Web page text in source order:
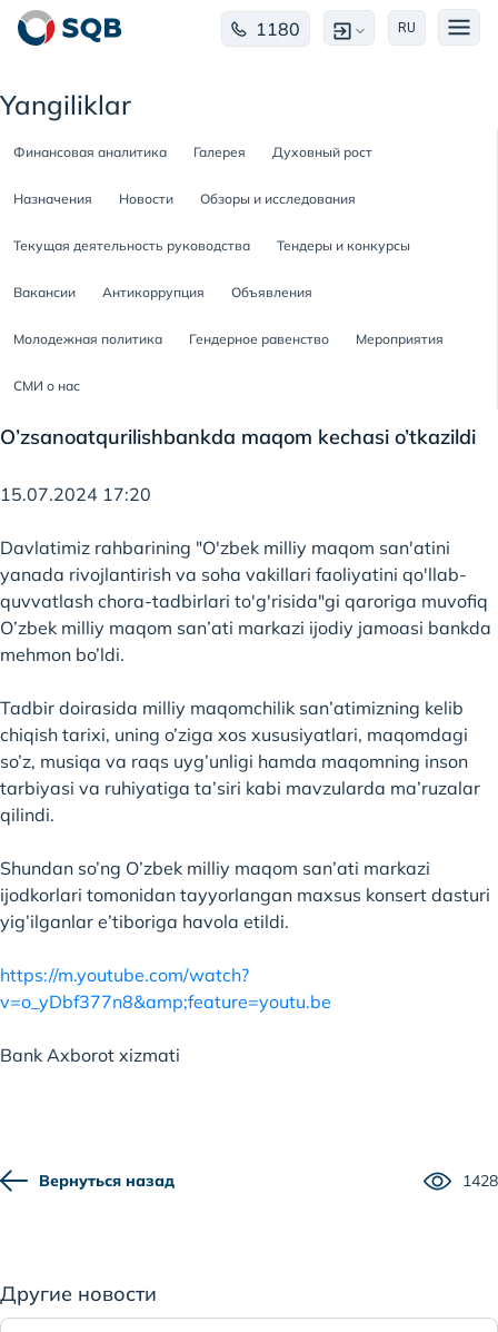
1180 RU
Yangiliklar
Финансовая аналитика Галерея Духовный рост
Назначения Новости Обзоры и исследования
Текущая деятельность руководства Тендеры и конкурсы
Вакансии Антикоррупция Объявления
Молодежная политика Гендерное равенство Мероприятия
СМИ о нас
O’zsanoatqurilishbankda maqom kechasi o’tkazildi
15.07.2024 17:20
Davlatimiz rahbarining "O'zbek milliy maqom san'atini
yanada rivojlantirish va soha vakillari faoliyatini qo'llab-
quvvatlash chora-tadbirlari to'g'risida"gi qaroriga muvofiq
O’zbek milliy maqom san’ati markazi ijodiy jamoasi bankda
mehmon bo’ldi.
Tadbir doirasida milliy maqomchilik san’atimizning kelib
chiqish tarixi, uning o’ziga xos xususiyatlari, maqomdagi
so’z, musiqa va raqs uyg’unligi hamda maqomning inson
tarbiyasi va ruhiyatiga ta’siri kabi mavzularda ma’ruzalar
qilindi.
Shundan so’ng O’zbek milliy maqom san’ati markazi
ijodkorlari tomonidan tayyorlangan maxsus konsert dasturi
yig’ilganlar e’tiboriga havola etildi.
https://m.youtube.com/watch?
v=o_yDbf377n8&amp;feature=youtu.be
Bank Axborot xizmati
Вернуться назад 1428
Другие новости